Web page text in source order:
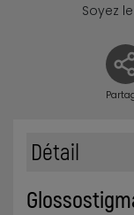
Soyez
Détail